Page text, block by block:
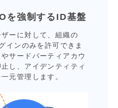
を強制するID基盤
ーに対して、組織の
インのみを許可できま
サードパーティアカウ
し、アイデンティティ
元管理します。